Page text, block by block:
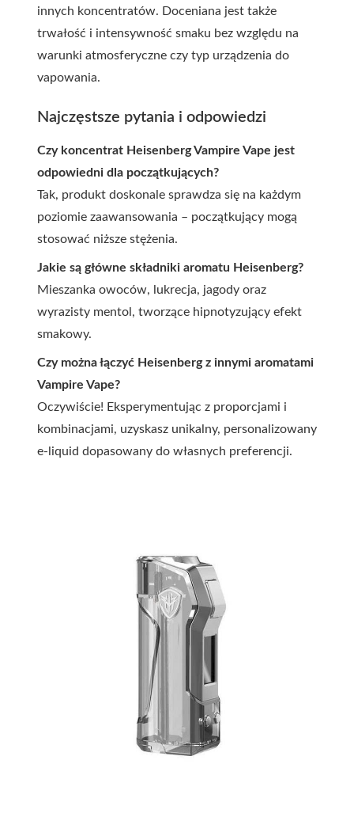
innych koncentratów. Doceniana jest także
trwałość i intensywność smaku bez względu na
warunki atmosferyczne czy typ urządzenia do
vapowania.
Najczęstsze pytania i odpowiedzi
Czy koncentrat Heisenberg Vampire Vape jest
odpowiedni dla początkujących?
Tak, produkt doskonale sprawdza się na każdym
poziomie zaawansowania – początkujący mogą
stosować niższe stężenia.
Jakie są główne składniki aromatu Heisenberg?
Mieszanka owoców, lukrecja, jagody oraz
wyrazisty mentol, tworzące hipnotyzujący efekt
smakowy.
Czy można łączyć Heisenberg z innymi aromatami
Vampire Vape?
Oczywiście! Eksperymentując z proporcjami i
kombinacjami, uzyskasz unikalny, personalizowany
e-liquid dopasowany do własnych preferencji.